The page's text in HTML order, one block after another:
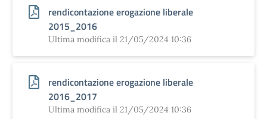
rendicontazione erogazione liberale
2015_2016
Ultima modifica il 21/05/2024 10:36
rendicontazione erogazione liberale
2016_2017
Ultima modifica il 21/05/2024 10:36